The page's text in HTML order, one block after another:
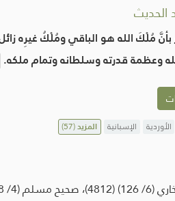
الحديث
بأنَّ مُلْكَ الله هو الباقي ومُلْكُ غيرِه
وعظمة قدرته وسلطانه وتمام ملكه.
الأوردية الإسبانية المزيد(57)
(23/ 101)، البحر المحيط الثجاج (43/324).